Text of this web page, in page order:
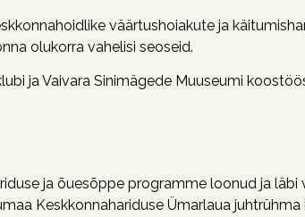
väärtushoiakute ja
olukorra vahelisi seoseid.
ja Vaivara Sinimägede Muuseumi
ja õuesõppe programme loonud ja
Keskkonnahariduse Ümarlaua